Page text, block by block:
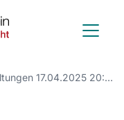
Deutscher
Anwalt
Verein
Anmeldung zu Veranstaltungen 17.04.2025 20:57:56